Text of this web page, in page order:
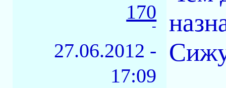
170
-
27.06.2012 -
17:09